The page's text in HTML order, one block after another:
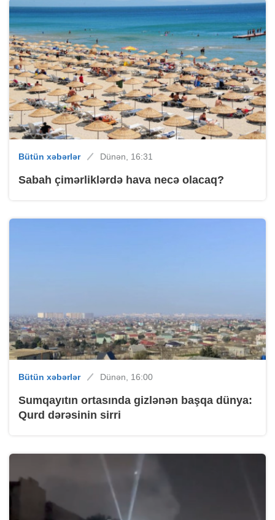
Bütün xəbərlər Dünən, 16:31
Sabah çimərliklərdə hava necə olacaq?
Bütün xəbərlər Dünən, 16:00
Sumqayıtın ortasında gizlənən başqa dünya:
Qurd dərəsinin sirri